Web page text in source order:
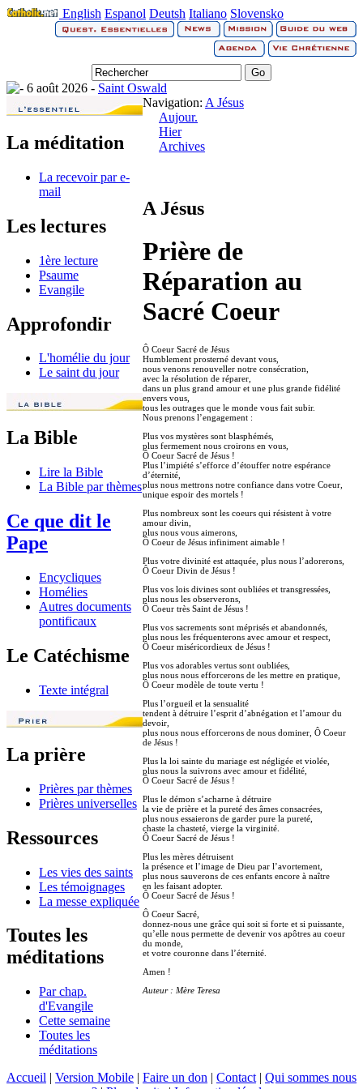
English Espanol Deutsh Italiano Slovensko
6 août 2026 - Saint Oswald
La méditation
La recevoir par e-
mail
Les lectures
1ère lecture
Psaume
Evangile
Approfondir
L'homélie du jour
Le saint du jour
La Bible
Lire la Bible
La Bible par thèmes
Ce que dit le
Pape
Encycliques
Homélies
Autres documents
pontificaux
Le Catéchisme
Texte intégral
La prière
Prières par thèmes
Prières universelles
Ressources
Les vies des saints
Les témoignages
La messe expliquée
Toutes les
méditations
Par chap.
d'Evangile
Cette semaine
Toutes les
méditations
Navigation: A Jésus
Aujour.
Hier
Archives
A Jésus
Prière de
Réparation au
Sacré Coeur
Ô Coeur Sacré de Jésus
Humblement prosterné devant vous,
nous venons renouveller notre consécration,
avec la résolution de réparer,
dans un plus grand amour et une plus grande fidélité
envers vous,
tous les outrages que le monde vous fait subir.
Nous prenons l’engagement :
Plus vos mystères sont blasphémés,
plus fermement nous croirons en vous,
Ô Coeur Sacré de Jésus !
Plus l’impiété s’efforce d’étouffer notre espérance
d’éternité,
plus nous mettrons notre confiance dans votre Coeur,
unique espoir des mortels !
Plus nombreux sont les coeurs qui résistent à votre
amour divin,
plus nous vous aimerons,
Ô Coeur de Jésus infiniment aimable !
Plus votre divinité est attaquée, plus nous l’adorerons,
Ô Coeur Divin de Jésus !
Plus vos lois divines sont oubliées et transgressées,
plus nous les observerons,
Ô Coeur très Saint de Jésus !
Plus vos sacrements sont méprisés et abandonnés,
plus nous les fréquenterons avec amour et respect,
Ô Coeur miséricordieux de Jésus !
Plus vos adorables vertus sont oubliées,
plus nous nous efforcerons de les mettre en pratique,
Ô Coeur modèle de toute vertu !
Plus l’orgueil et la sensualité
tendent à détruire l’esprit d’abnégation et l’amour du
devoir,
plus nous nous efforcerons de nous dominer, Ô Coeur
de Jésus !
Plus la loi sainte du mariage est négligée et violée,
plus nous la suivrons avec amour et fidélité,
Ô Coeur Sacré de Jésus !
Plus le démon s’acharne à détruire
la vie de prière et la pureté des âmes consacrées,
plus nous essaierons de garder pure la pureté,
chaste la chasteté, vierge la virginité.
Ô Coeur Sacré de Jésus !
Plus les mères détruisent
la présence et l’image de Dieu par l’avortement,
plus nous sauverons de ces enfants encore à naître
en les faisant adopter.
Ô Coeur Sacré de Jésus !
Ô Coeur Sacré,
donnez-nous une grâce qui soit si forte et si puissante,
qu’elle nous permette de devenir vos apôtres au coeur
du monde,
et votre couronne dans l’éternité.
Amen !
Auteur : Mère Teresa
Accueil | Version Mobile | Faire un don | Contact | Qui sommes nous